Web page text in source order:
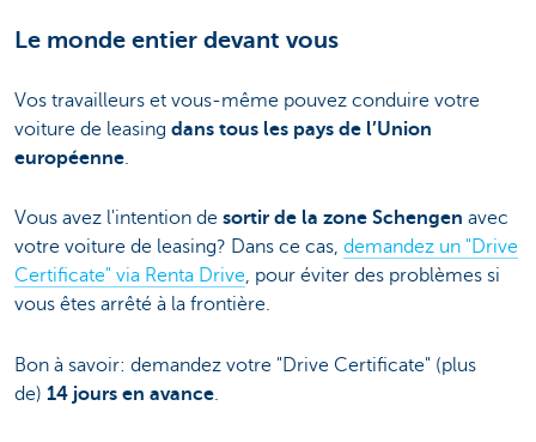
Le monde entier devant vous
Vos travailleurs et vous-même pouvez conduire votre
voiture de leasing dans tous les pays de l’Union
européenne.
Vous avez l'intention de sortir de la zone Schengen avec
votre voiture de leasing? Dans ce cas, demandez un "Drive
Certificate" via Renta Drive, pour éviter des problèmes si
vous êtes arrêté à la frontière.
Bon à savoir: demandez votre "Drive Certificate" (plus
de) 14 jours en avance.